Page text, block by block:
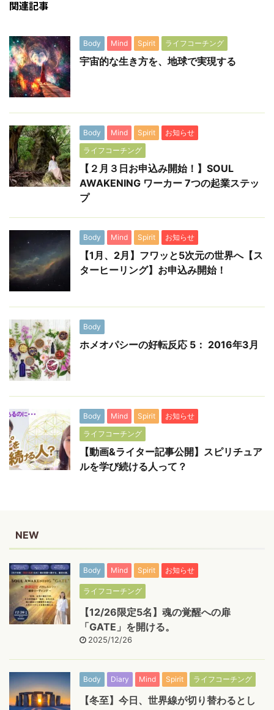
関連記事
Body Mind Spirit ライフコーチング
宇宙的な生き方を、地球で実現する
Body Mind Spirit
お知らせ
ライフコーチング
【２月３日お申込み開始！】SOUL
AWAKENING ワーカー 7つの起業ステッ
プ
Body Mind Spirit お知らせ
【1月、2月】フワッと5次元の世界へ【ス
ターヒーリング】お申込み開始！
Body
ホメオパシーの好転反応 5： 2016年3月
Body Mind Spirit
お知らせ
ライフコーチング
【動画&ライター記事公開】スピリチュア
ルを学び続ける人って？
NEW
Body Mind Spirit お知らせ
ライフコーチング
【12/26限定5名】魂の覚醒への扉
「GATE」を開ける。
2025/12/26
Body Diary Mind Spirit ライフコーチング
【冬至】今日、世界線が切り替わるとし